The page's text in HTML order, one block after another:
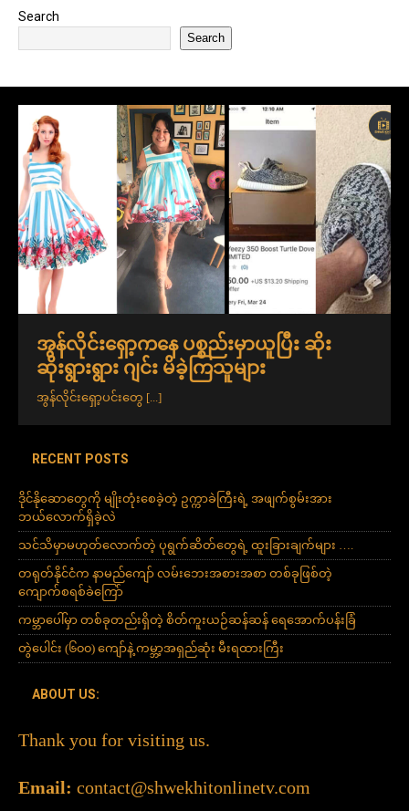
Search
Search
အွန်လိုင်းရှော့ကနေ ပစ္စည်းမှာယူပြီး ဆိုး
ဆိုးရွားရွား ဂျင်း မိခဲ့ကြသူများ
အွန်လိုင်းရှော့ပင်းတွေ [...]
RECENT POSTS
ဒိုင်နိုဆောတွေကို မျိုးတုံးစေခဲ့တဲ့ ဥက္ကာခဲကြီးရဲ့ အဖျက်စွမ်းအား
ဘယ်လောက်ရှိခဲ့လဲ
သင်သိမှာမဟုတ်လောက်တဲ့ ပုရွက်ဆိတ်တွေရဲ့ ထူးခြားချက်များ ….
တရုတ်နိုင်ငံက နာမည်ကျော် လမ်းဘေးအစားအစာ တစ်ခုဖြစ်တဲ့
ကျောက်စရစ်ခဲကြော်
ကမ္ဘာပေါ်မှာ တစ်ခုတည်းရှိတဲ့ စိတ်ကူးယဉ်ဆန်ဆန် ရေအောက်ပန်းခြံ
တွဲပေါင်း (၆၀၀) ကျော်နဲ့ ကမ္ဘာ့အရှည်ဆုံး မီးရထားကြီး
ABOUT US:
Thank you for visiting us.
Email: contact@shwekhitonlinetv.com